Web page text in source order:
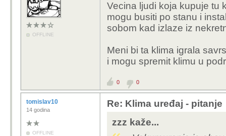
OFFLINE
Vecina ljudi koja kupuje tu
mogu busiti po stanu i
sobom kad izlaze iz
Meni bi ta klima igrala
i mogu spremit klimu u
0 0
tomislav10
14 godina
OFFLINE
Re: Klima uređaj - pitanje
zzz kaže...